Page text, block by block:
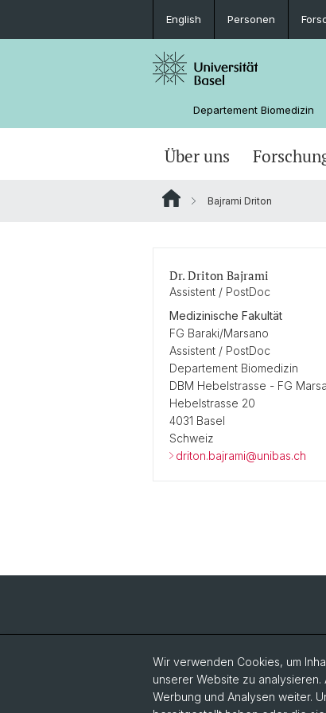
English Personen
Departement Biomedizin
Über uns
Bajrami Driton
Dr. Driton Bajrami
Assistent / PostDoc
Medizinische Fakultät
FG Baraki/Marsano
Assistent / PostDoc
Departement Biomedizin
DBM Hebelstrasse - FG
Hebelstrasse 20
4031 Basel
Schweiz
driton.bajrami@unibas.ch
Wir verwenden Cookies, um
unserer Website zu
Werbung und Analysen weiter.